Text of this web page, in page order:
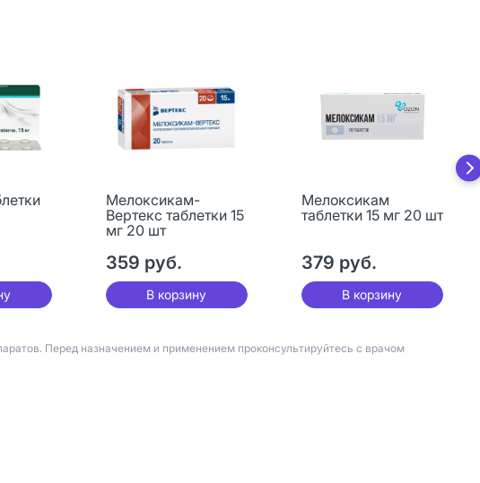
Мелоксикам-
Вертекс таблетки 15
мг 20 шт
359 руб.
В корзину
Мелоксикам
таблетки 15 мг 20 шт
379 руб.
В корзину
Перед назначением и применением проконсультируйтесь с врачом